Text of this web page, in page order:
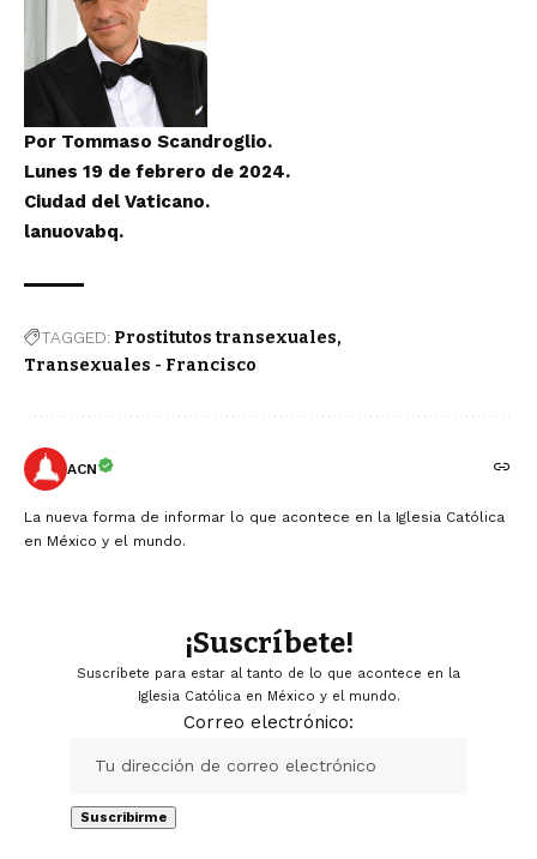
Por Tommaso Scandroglio.
Lunes 19 de febrero de 2024.
Ciudad del Vaticano.
lanuovabq.
TAGGED: Prostitutos transexuales
Transexuales - Francisco
ACN
La nueva forma de informar lo que acontece en la Iglesia Católica
en México y el mundo.
¡Suscríbete!
Suscríbete para estar al tanto de lo que acontece en la
Iglesia Católica en México y el mundo.
Correo electrónico: